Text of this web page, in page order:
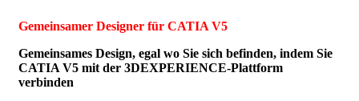
Gemeinsamer Designer für CATIA V5
Gemeinsames Design, egal wo Sie sich befinden, indem Sie
CATIA V5 mit der 3DEXPERIENCE-Plattform
verbinden